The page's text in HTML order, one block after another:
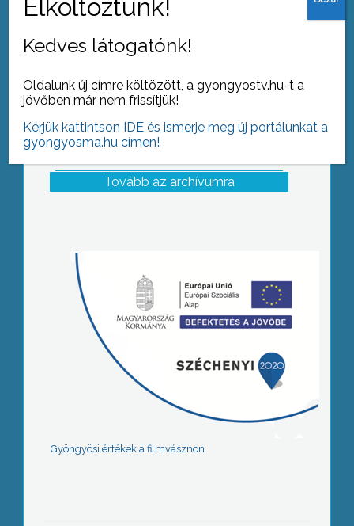
lényegében a takarékosságra épül
Tovább az archívumra
Gyöngyösi értékek a filmvásznon
Kedves látogatónk!
Oldalunk új címre költözött, a gyongyostv.hu-t a
jövőben már nem frissítjük!
Kérjük kattintson IDE és ismerje meg új portálunkat a
gyongyosma.hu címen!